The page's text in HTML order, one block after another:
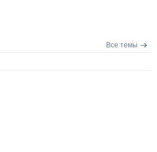
Все темы